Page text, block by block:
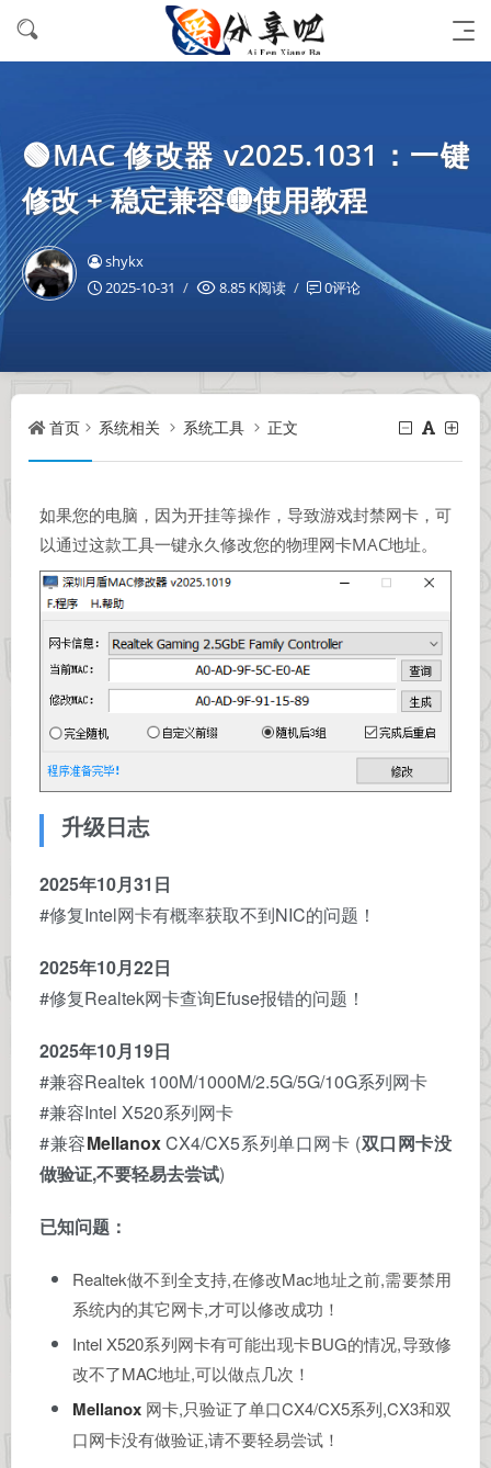
🟢MAC 修改器 v2025.1031：一键
修改 + 稳定兼容🟡使用教程
shykx
2025-10-31
8.85 K阅读 0评论
首页 系统相关 系统工具 正文
如果您的电脑，因为开挂等操作，导致游戏封禁网卡，可
以通过这款工具一键永久修改您的物理网卡MAC地址。
升级日志
2025年10月31日
#修复Intel网卡有概率获取不到NIC的问题！
2025年10月22日
#修复Realtek网卡查询Efuse报错的问题！
2025年10月19日
#兼容Realtek 100M/1000M/2.5G/5G/10G系列网卡
#兼容Intel X520系列网卡
#兼容MellanoxCX4/CX5系列单口网卡 (双口网卡没
做验证,不要轻易去尝试)
已知问题：
Realtek做不到全支持,在修改Mac地址之前,需要禁用
系统内的其它网卡,才可以修改成功！
Intel X520系列网卡有可能出现卡BUG的情况,导致修
改不了MAC地址,可以做点几次！
Mellanox 网卡,只验证了单口CX4/CX5系列,CX3和双
口网卡没有做验证,请不要轻易尝试！